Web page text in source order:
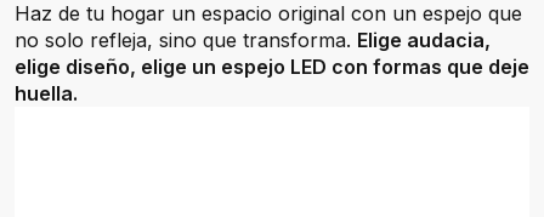
Haz de tu hogar un espacio original con un espejo que
no solo refleja, sino que transforma. Elige audacia,
elige diseño, elige un espejo LED con formas que deje
huella.